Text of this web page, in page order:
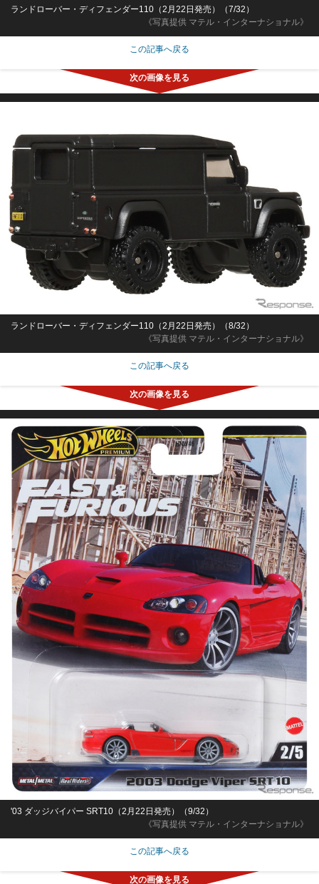
《写真提供 マテル・インターナショナル》
ランドローバー・ディフェンダー110（2月22日発売）（7/32）
この記事へ戻る
《写真提供 マテル・インターナショナル》
ランドローバー・ディフェンダー110（2月22日発売）（8/32）
この記事へ戻る
《写真提供 マテル・インターナショナル》
'03 ダッジバイパー SRT10（2月22日発売）（9/32）
この記事へ戻る